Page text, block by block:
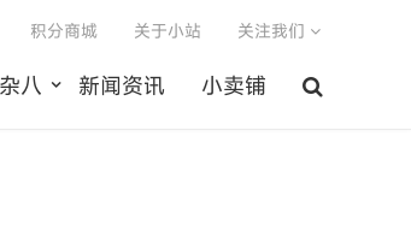
八 新闻资讯 小卖铺
积分商城 关于小站 关注我们